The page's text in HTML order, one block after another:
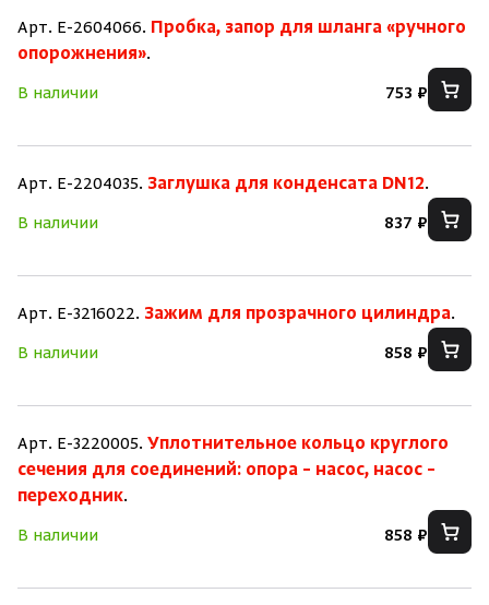
Арт. E-2604066. Пробка, запор для шланга «ручного
опорожнения».
В наличии
753 ₽
Арт. E-2204035. Заглушка для конденсата DN12.
В наличии
837 ₽
Арт. E-3216022. Зажим для прозрачного цилиндра.
В наличии
858 ₽
Арт. E-3220005. Уплотнительное кольцо круглого
сечения для соединений: опора – насос, насос –
переходник.
В наличии
858 ₽